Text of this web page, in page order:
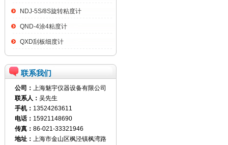
NDJ-5S/8S旋转粘度计
QND-4涂4粘度计
QXD刮板细度计
联系我们
公司： 上海魅宇仪器设备有限公司
联系人： 吴先生
手机： 13524263611
电话： 15921148690
传真： 86-021-33321946
地址： 上海市金山区枫泾镇枫湾路